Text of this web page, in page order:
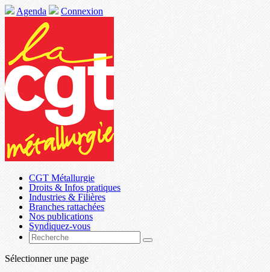
Agenda Connexion
CGT Métallurgie
Droits & Infos pratiques
Industries & Filières
Branches rattachées
Nos publications
Syndiquez-vous
Sélectionner une page